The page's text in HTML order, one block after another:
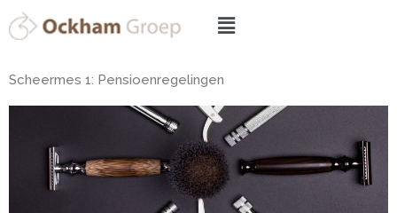
Scheermes 1: Pensioenregelingen